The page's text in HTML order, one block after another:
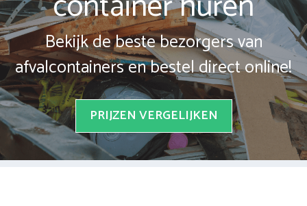
Bekijk de beste bezorgers van
afvalcontainers en bestel direct online!
PRIJZEN VERGELIJKEN